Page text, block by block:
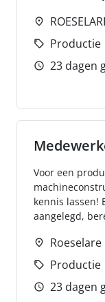
Productie
23 dagen
Voor een
kennis lassen!
aangelegd,
Roeselare
Productie
23 dagen